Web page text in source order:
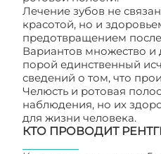
Лечение зубов не
красотой, но и
предотвращением
Вариантов множество и
порой единственный
сведений о том, что
Челюсть и ротовая
наблюдения, но их
для жизни человека.
КТО ПРОВОДИТ